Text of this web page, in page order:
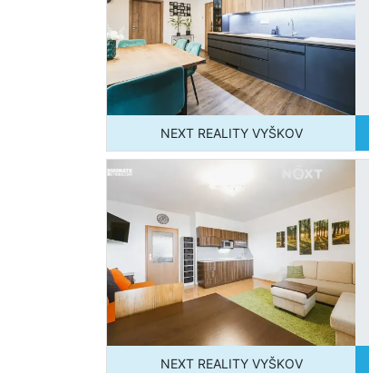
NEXT REALITY VYŠKOV
NEXT REALITY VYŠKOV